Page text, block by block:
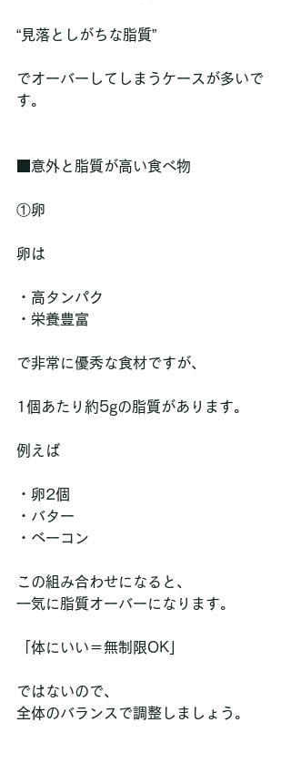
“見落としがちな脂質”
でオーバーしてしまうケースが多いで
す。
■意外と脂質が高い食べ物
①卵
卵は
・高タンパク
・栄養豊富
で非常に優秀な食材ですが、
1個あたり約5gの脂質があります。
例えば
・卵2個
・バター
・ベーコン
この組み合わせになると、
一気に脂質オーバーになります。
「体にいい＝無制限OK」
ではないので、
全体のバランスで調整しましょう。